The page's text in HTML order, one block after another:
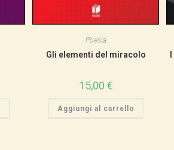
Poesia
Gli elementi del miracolo
15,00 €
Aggiungi al carrello